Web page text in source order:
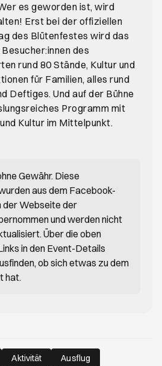
es geworden ist, wird
Erst bei der offiziellen
des Blütenfestes wird das
des
rund 80 Stände, Kultur und
für Familien, alles rund
Deftiges. Und auf der Bühne
Programm mit
Kultur im Mittelpunkt.
Gewähr. Diese
aus dem Facebook-
der Webseite der
und werden nicht
Über die oben
in den Event-Details
ob sich etwas zu dem
hat.
Aktivität
Ausflug